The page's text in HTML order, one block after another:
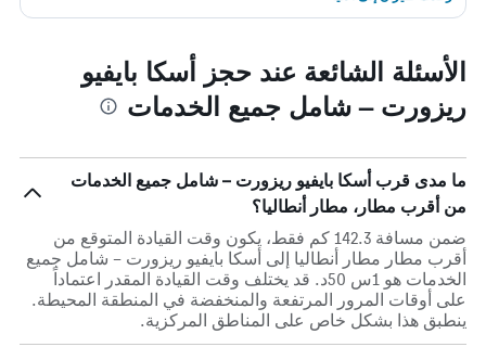
الأسئلة الشائعة عند حجز أسكا بايفيو
ريزورت – شامل جميع الخدمات
ما مدى قرب أسكا بايفيو ريزورت – شامل جميع الخدمات
من أقرب مطار، مطار أنطاليا؟
ضمن مسافة 142.3 كم فقط، يكون وقت القيادة المتوقع من
أقرب مطار مطار أنطاليا إلى أسكا بايفيو ريزورت – شامل جميع
الخدمات هو 1س 50د. قد يختلف وقت القيادة المقدر اعتماداً
على أوقات المرور المرتفعة والمنخفضة في المنطقة المحيطة.
ينطبق هذا بشكل خاص على المناطق المركزية.